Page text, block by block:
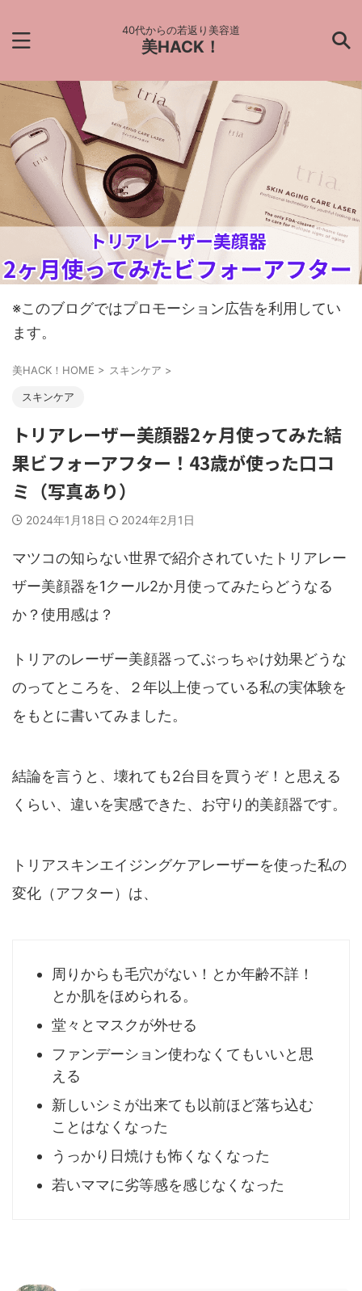
40代からの若返り美容道
美HACK！
※このブログではプロモーション広告を利用してい
ます。
美HACK！HOME > スキンケア >
スキンケア
トリアレーザー美顔器2ヶ月使ってみた結
果ビフォーアフター！43歳が使った口コ
ミ（写真あり）
2024年1月18日 2024年2月1日
マツコの知らない世界で紹介されていたトリアレー
ザー美顔器を1クール2か月使ってみたらどうなる
か？使用感は？
トリアのレーザー美顔器ってぶっちゃけ効果どうな
のってところを、２年以上使っている私の実体験を
をもとに書いてみました。
結論を言うと、壊れても2台目を買うぞ！と思える
くらい、違いを実感できた、お守り的美顔器です。
トリアスキンエイジングケアレーザーを使った私の
変化（アフター）は、
周りからも毛穴がない！とか年齢不詳！
とか肌をほめられる。
堂々とマスクが外せる
ファンデーション使わなくてもいいと思
える
新しいシミが出来ても以前ほど落ち込む
ことはなくなった
うっかり日焼けも怖くなくなった
若いママに劣等感を感じなくなった